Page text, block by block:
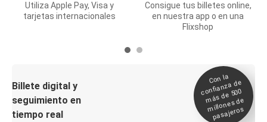
Utiliza Apple Pay, Visa y
tarjetas internacionales
Consigue tus billetes online,
en nuestra app o en una
Flixshop
Billete digital y
seguimiento en
tiempo real
Con la
confianza de
más de 500
millones de
pasajeros